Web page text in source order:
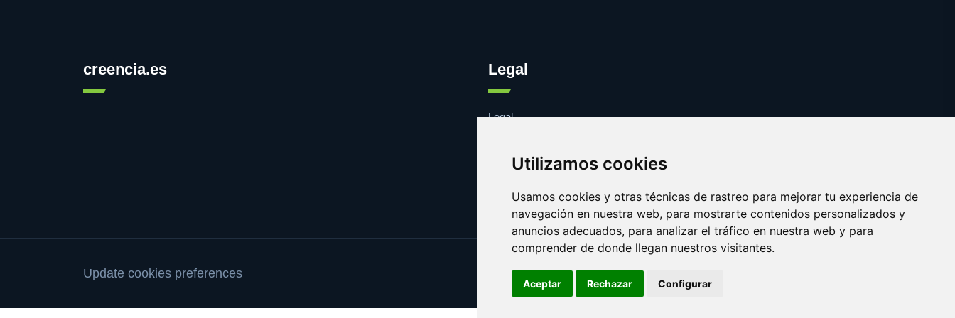
Utilizamos cookies
Usamos cookies y otras técnicas de rastreo para mejorar tu experiencia de
navegación en nuestra web, para mostrarte contenidos personalizados y
anuncios adecuados, para analizar el tráfico en nuestra web y para
comprender de donde llegan nuestros visitantes.
Aceptar Rechazar Configurar
creencia.es Legal
Legal
Contacto
Update cookies preferences